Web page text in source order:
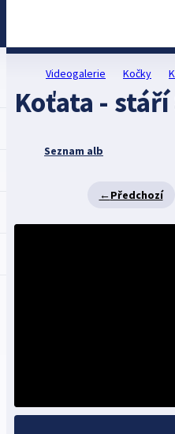
Videogalerie Kočky
Koťata -
Seznam alb
←Předchozí